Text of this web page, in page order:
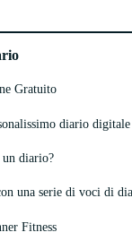
Gratuito
diario digitale
diario?
una serie di voci di
Fitness